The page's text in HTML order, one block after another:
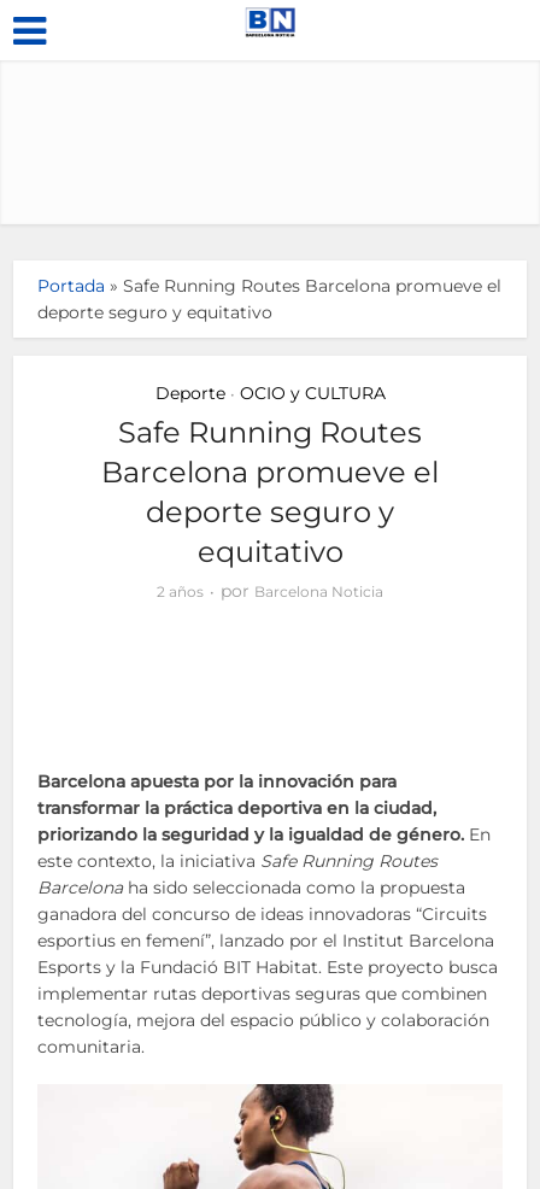
Portada »Safe Running Routes Barcelona promueve el
deporte seguro y equitativo
Deporte • OCIO y CULTURA
Safe Running Routes
Barcelona promueve el
deporte seguro y
equitativo
2 años por Barcelona Noticia
Barcelona apuesta por la innovación para
transformar la práctica deportiva en la ciudad,
priorizando la seguridad y la igualdad de género. En
este contexto, la iniciativa Safe Running Routes
Barcelonaha sido seleccionada como la propuesta
ganadora del concurso de ideas innovadoras “Circuits
esportius en femení”, lanzado por el Institut Barcelona
Esports y la Fundació BIT Habitat. Este proyecto busca
implementar rutas deportivas seguras que combinen
tecnología, mejora del espacio público y colaboración
comunitaria.